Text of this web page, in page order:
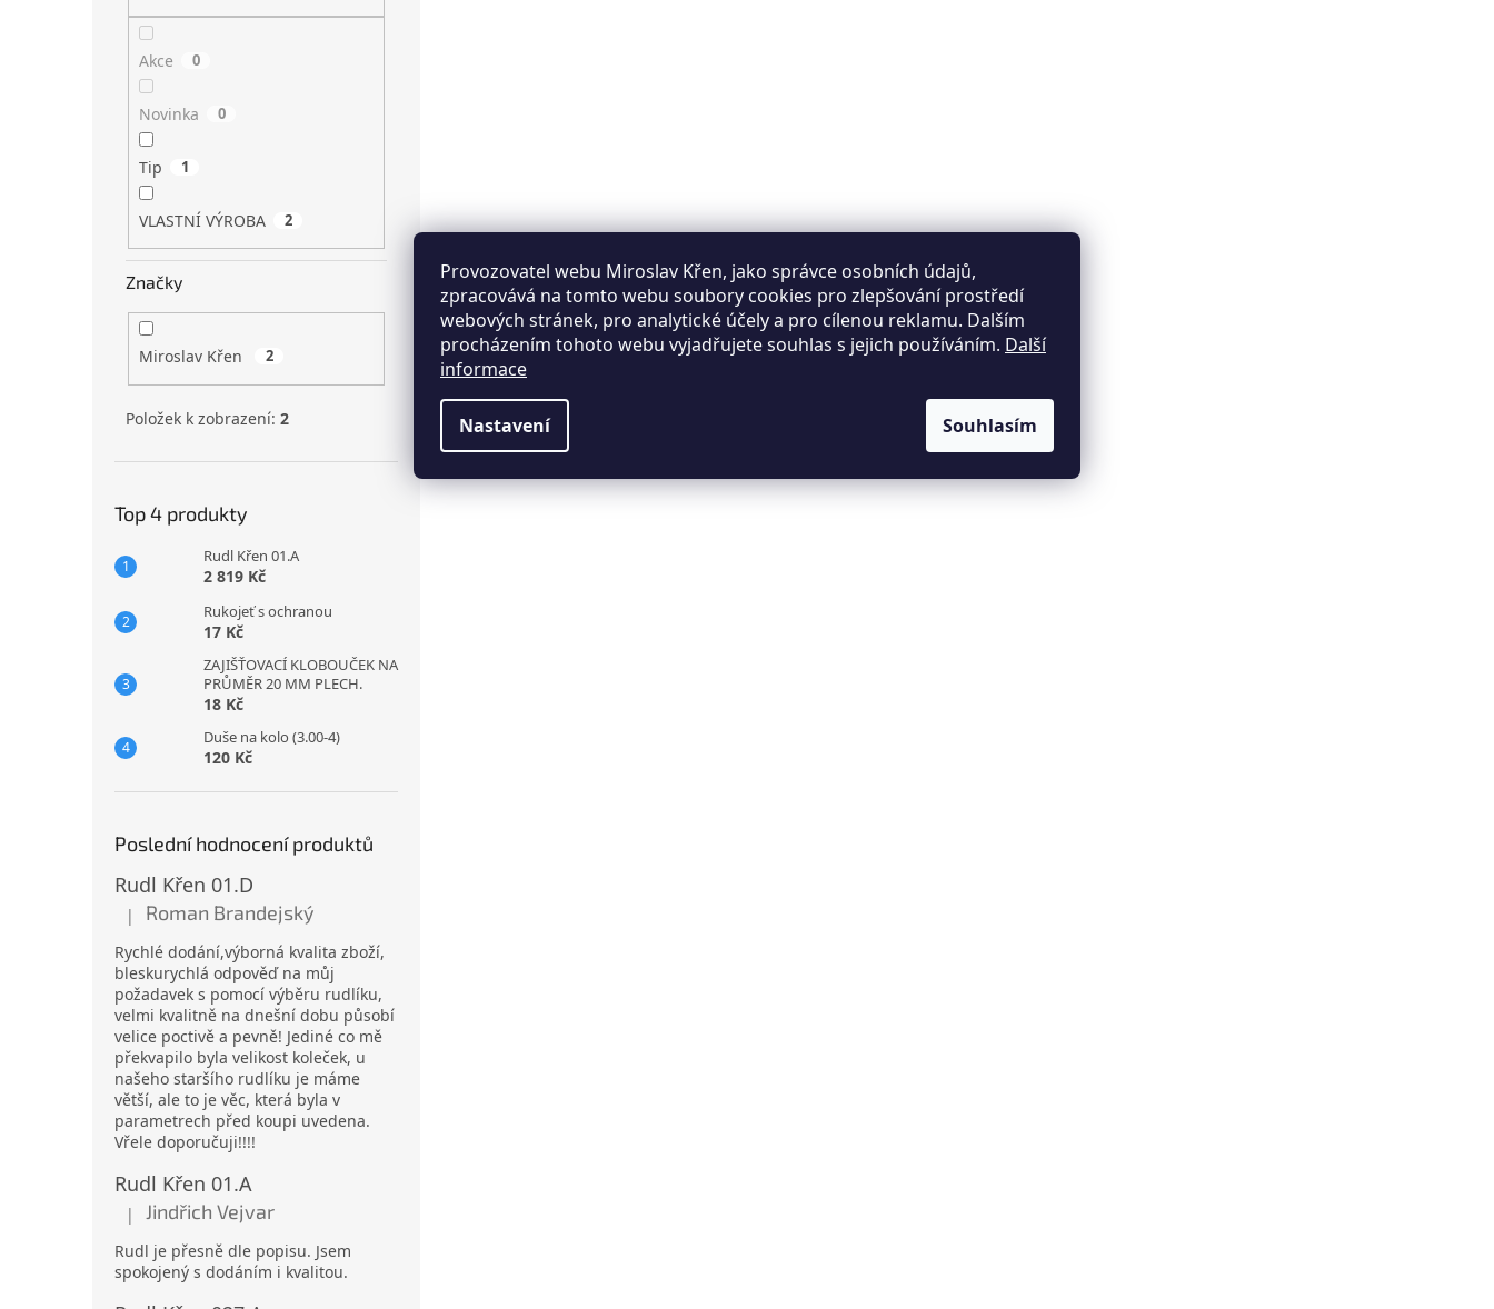
Provozovatel webu Miroslav Křen, jako správce osobních údajů,
zpracovává na tomto webu soubory cookies pro zlepšování prostředí
webových stránek, pro analytické účely a pro cílenou reklamu. Dalším
procházením tohoto webu vyjadřujete souhlas s jejich používáním. Další
informace
Nastavení Souhlasím
Akce 0
Novinka 0
Tip 1
VLASTNÍ VÝROBA 2
Značky
Miroslav Křen 2
Položek k zobrazení: 2
Top 4 produkty
Rudl Křen 01.A
2 819 Kč
Rukojeť s ochranou
17 Kč
ZAJIŠŤOVACÍ KLOBOUČEK NA
PRŮMĚR 20 MM PLECH.
18 Kč
Duše na kolo (3.00-4)
120 Kč
Poslední hodnocení produktů
Rudl Křen 01.D
Hodnocení produktu je 5 z 5 hvězdiček.
| Roman Brandejský
Rychlé dodání,výborná kvalita zboží,
bleskurychlá odpověď na můj
požadavek s pomocí výběru rudlíku,
velmi kvalitně na dnešní dobu působí
velice poctivě a pevně! Jediné co mě
překvapilo byla velikost koleček, u
našeho staršího rudlíku je máme
větší, ale to je věc, která byla v
parametrech před koupi uvedena.
Vřele doporučuji!!!!
Rudl Křen 01.A
Hodnocení produktu je 5 z 5 hvězdiček.
| Jindřich Vejvar
Rudl je přesně dle popisu. Jsem
spokojený s dodáním i kvalitou.
ý
i
s
u